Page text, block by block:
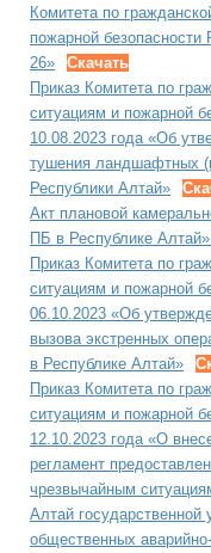
Комитета по
пожарной
26»
Скачать
Приказ Комитета по
ситуациям и пожарной
10.08.2023 года «Об
тушения ландшафтных
Республики Алтай»
Акт плановой
ПБ в Республике
Приказ Комитета по
ситуациям и пожарной
06.10.2023 «Об
вызова экстренных
в Республике Алтай»
Приказ Комитета по
ситуациям и пожарной
12.10.2023 года «О
регламент
чрезвычайным
Алтай государственной
общественных